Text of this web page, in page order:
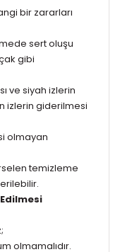
bir zararları
sert oluşu
gibi
ve siyah izlerin
izlerin giderilmesi
olmayan
temizleme
olmamalıdır.